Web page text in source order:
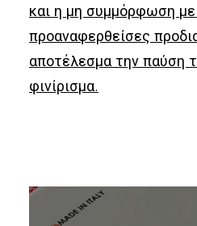
και η μη συμμόρφωση με
προαναφερθείσες
αποτέλεσμα την παύση
φινίρισμα.